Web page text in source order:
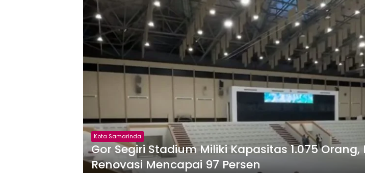
Kota Samarinda
Gor Segiri Stadium Miliki Kapasitas 1.075 Orang,
Renovasi Mencapai 97 Persen